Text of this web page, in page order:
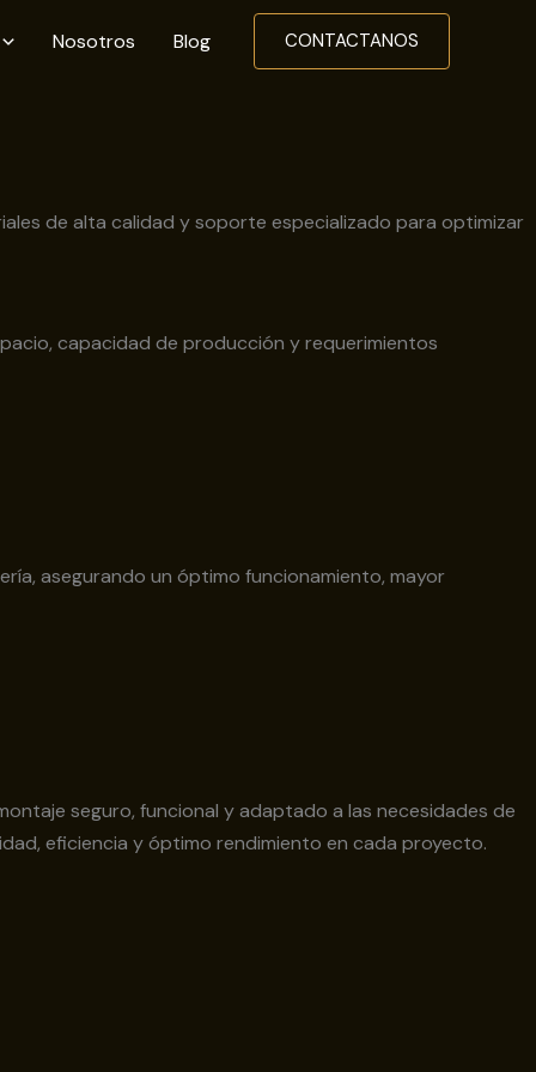
Nosotros Blog CONTACTANOS
de alta calidad y soporte especializado para optimizar
capacidad de producción y requerimientos
asegurando un óptimo funcionamiento, mayor
seguro, funcional y adaptado a las necesidades de
eficiencia y óptimo rendimiento en cada proyecto.